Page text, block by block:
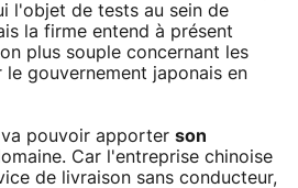
l'objet de tests au sein de
la firme entend à présent
plus souple concernant les
gouvernement japonais en
pouvoir apporter son
Car l'entreprise chinoise
de livraison sans conducteur,